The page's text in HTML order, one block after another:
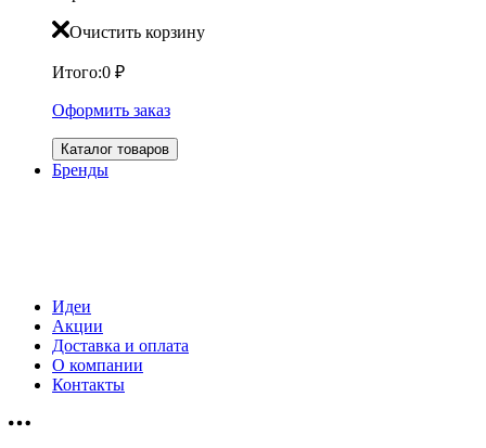
Очистить корзину
Итого:0 ₽
Оформить заказ
Каталог товаров
Бренды
Идеи
Акции
Доставка и оплата
О компании
Контакты